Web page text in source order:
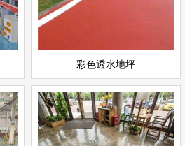
彩色透水地坪
立即询问
复古地坪
环氧地坪
查看详情